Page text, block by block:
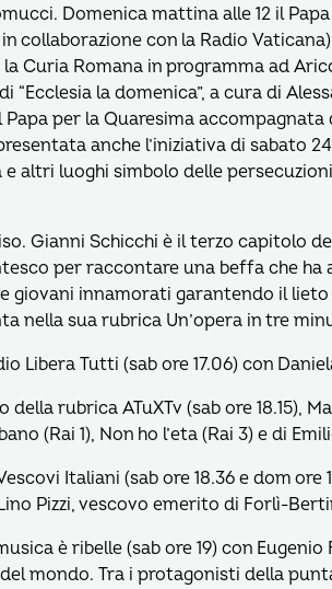
Domenica mattina alle 12 il Papa
collaborazione con la Radio
Curia Romana in programma ad
“Ecclesia la domenica”, a cura di
per la Quaresima
anche l’iniziativa di sabato
e altri luoghi simbolo delle
Gianni Schicchi è il terzo capitolo
per raccontare una beffa che
giovani innamorati garantendo il
nella sua rubrica Un’opera in tre
Libera Tutti (sab ore 17.06) con
rubrica ATuXTv (sab ore 18.15),
(Rai 1), Non ho l’eta (Rai 3) e di
Italiani (sab ore 18.36 e dom ore
Pizzi, vescovo emerito di Forlì-
è ribelle (sab ore 19) con
mondo. Tra i protagonisti della